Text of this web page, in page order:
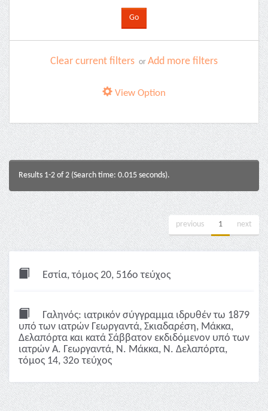
Clear current filters or Add more filters
View Option
Results 1-2 of 2 (Search time: 0.015 seconds).
previous 1 next
Εστία, τόμος 20, 516ο τεύχος
Γαληνός: ιατρικόν σύγγραμμα ιδρυθέν τω 1879
υπό των ιατρών Γεωργαντά, Σκιαδαρέση, Μάκκα,
Δελαπόρτα και κατά Σάββατον εκδιδόμενον υπό των
ιατρών Α. Γεωργαντά, Ν. Μάκκα, Ν. Δελαπόρτα,
τόμος 14, 32ο τεύχος